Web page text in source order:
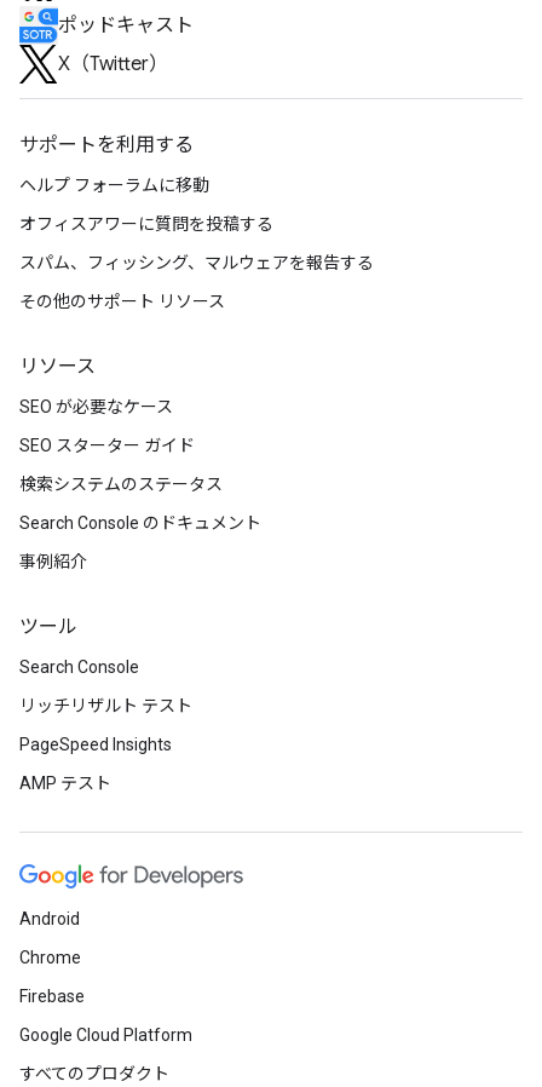
ポッドキャスト
X（Twitter）
サポートを利用する
ヘルプ フォーラムに移動
オフィスアワーに質問を投稿する
スパム、フィッシング、マルウェアを報告する
その他のサポート リソース
リソース
SEO が必要なケース
SEO スターター ガイド
検索システムのステータス
Search Console のドキュメント
事例紹介
ツール
Search Console
リッチリザルト テスト
PageSpeed Insights
AMP テスト
Android
Chrome
Firebase
Google Cloud Platform
すべてのプロダクト